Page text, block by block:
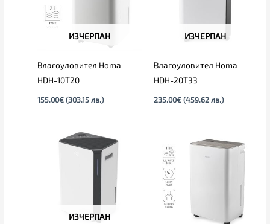
ИЗЧЕРПАН
Влагоуловител Homa
HDH-10T20
155.00€ (303.15 лв.)
ИЗЧЕРПАН
Влагоуловител Homa
HDH-20T33
235.00€ (459.62 лв.)
ИЗЧЕРПАН